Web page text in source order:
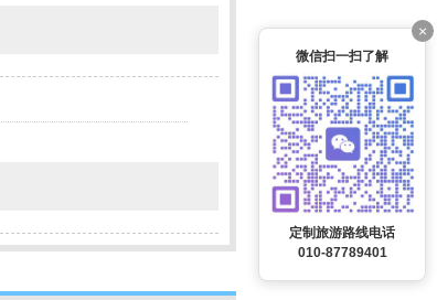
×
微信扫一扫了解
定制旅游路线电话
010-87789401